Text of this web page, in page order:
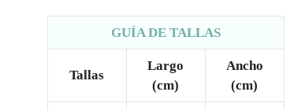
GUÍA DE TALLAS
Tallas
Largo
(cm)
Ancho
(cm)